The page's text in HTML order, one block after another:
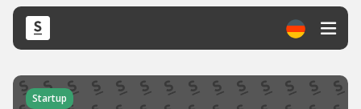
Startup